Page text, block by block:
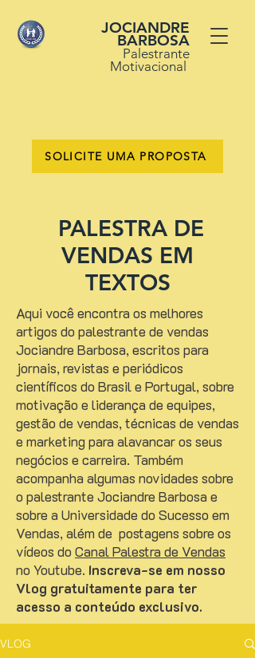
JOCIANDRE
BARBOSA
Palestrante
Motivacional
SOLICITE UMA PROPOSTA
PALESTRA DE
VENDAS EM
TEXTOS
Aqui você encontra os melhores
artigos do palestrante de vendas
Jociandre Barbosa, escritos para
jornais, revistas e periódicos
científicos do Brasil e Portugal, sobre
motivação e liderança de equipes,
gestão de vendas, técnicas de vendas
e marketing para alavancar os seus
negócios e carreira. Também
acompanha algumas novidades sobre
o palestrante Jociandre Barbosa e
sobre a Universidade do Sucesso em
Vendas, além de postagens sobre os
vídeos do Canal Palestra de Vendas
no Youtube. Inscreva-se em nosso
Vlog gratuitamente para ter
acesso a conteúdo exclusivo.
VLOG